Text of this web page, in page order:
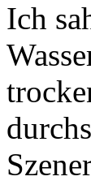
Ich